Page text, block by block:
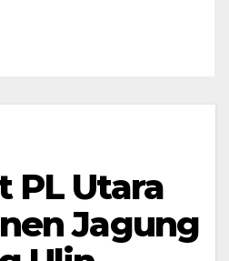
PL Utara
Jagung